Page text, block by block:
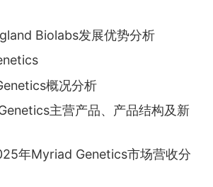
Biolabs发展优势分析
概况分析
主营产品、产品结构及新
年Myriad Genetics市场营收分